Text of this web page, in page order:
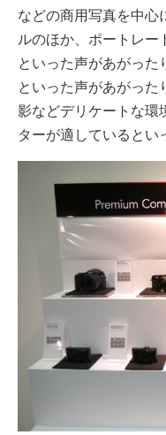
などの商用写真を中心
ルのほか、ポートレ
といった声があがっ
といった声があがった
影などデリケートな環
ターが適しているとい